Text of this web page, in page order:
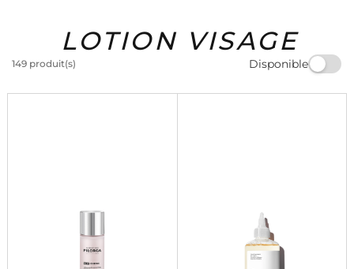
Solaire Homme Marques Idées
Cadeaux
Bons
Plans
LOTION VISAGE
149 produit(s) Disponible